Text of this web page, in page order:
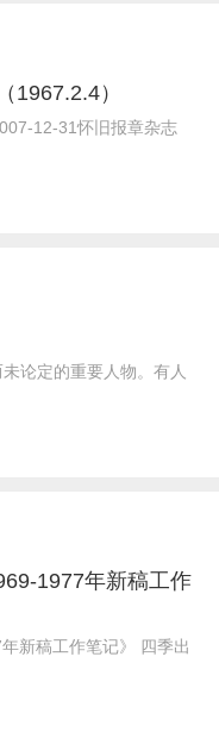
）
12-31怀旧报章杂志
论定的重要人物。有人
1977年新稿工作
新稿工作笔记》 四季出